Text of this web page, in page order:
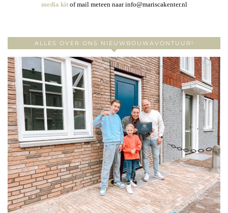
media kitof mail meteen naar info@mariscakenter.nl
ALLES OVER ONS NIEUWBOUWAVONTUUR!